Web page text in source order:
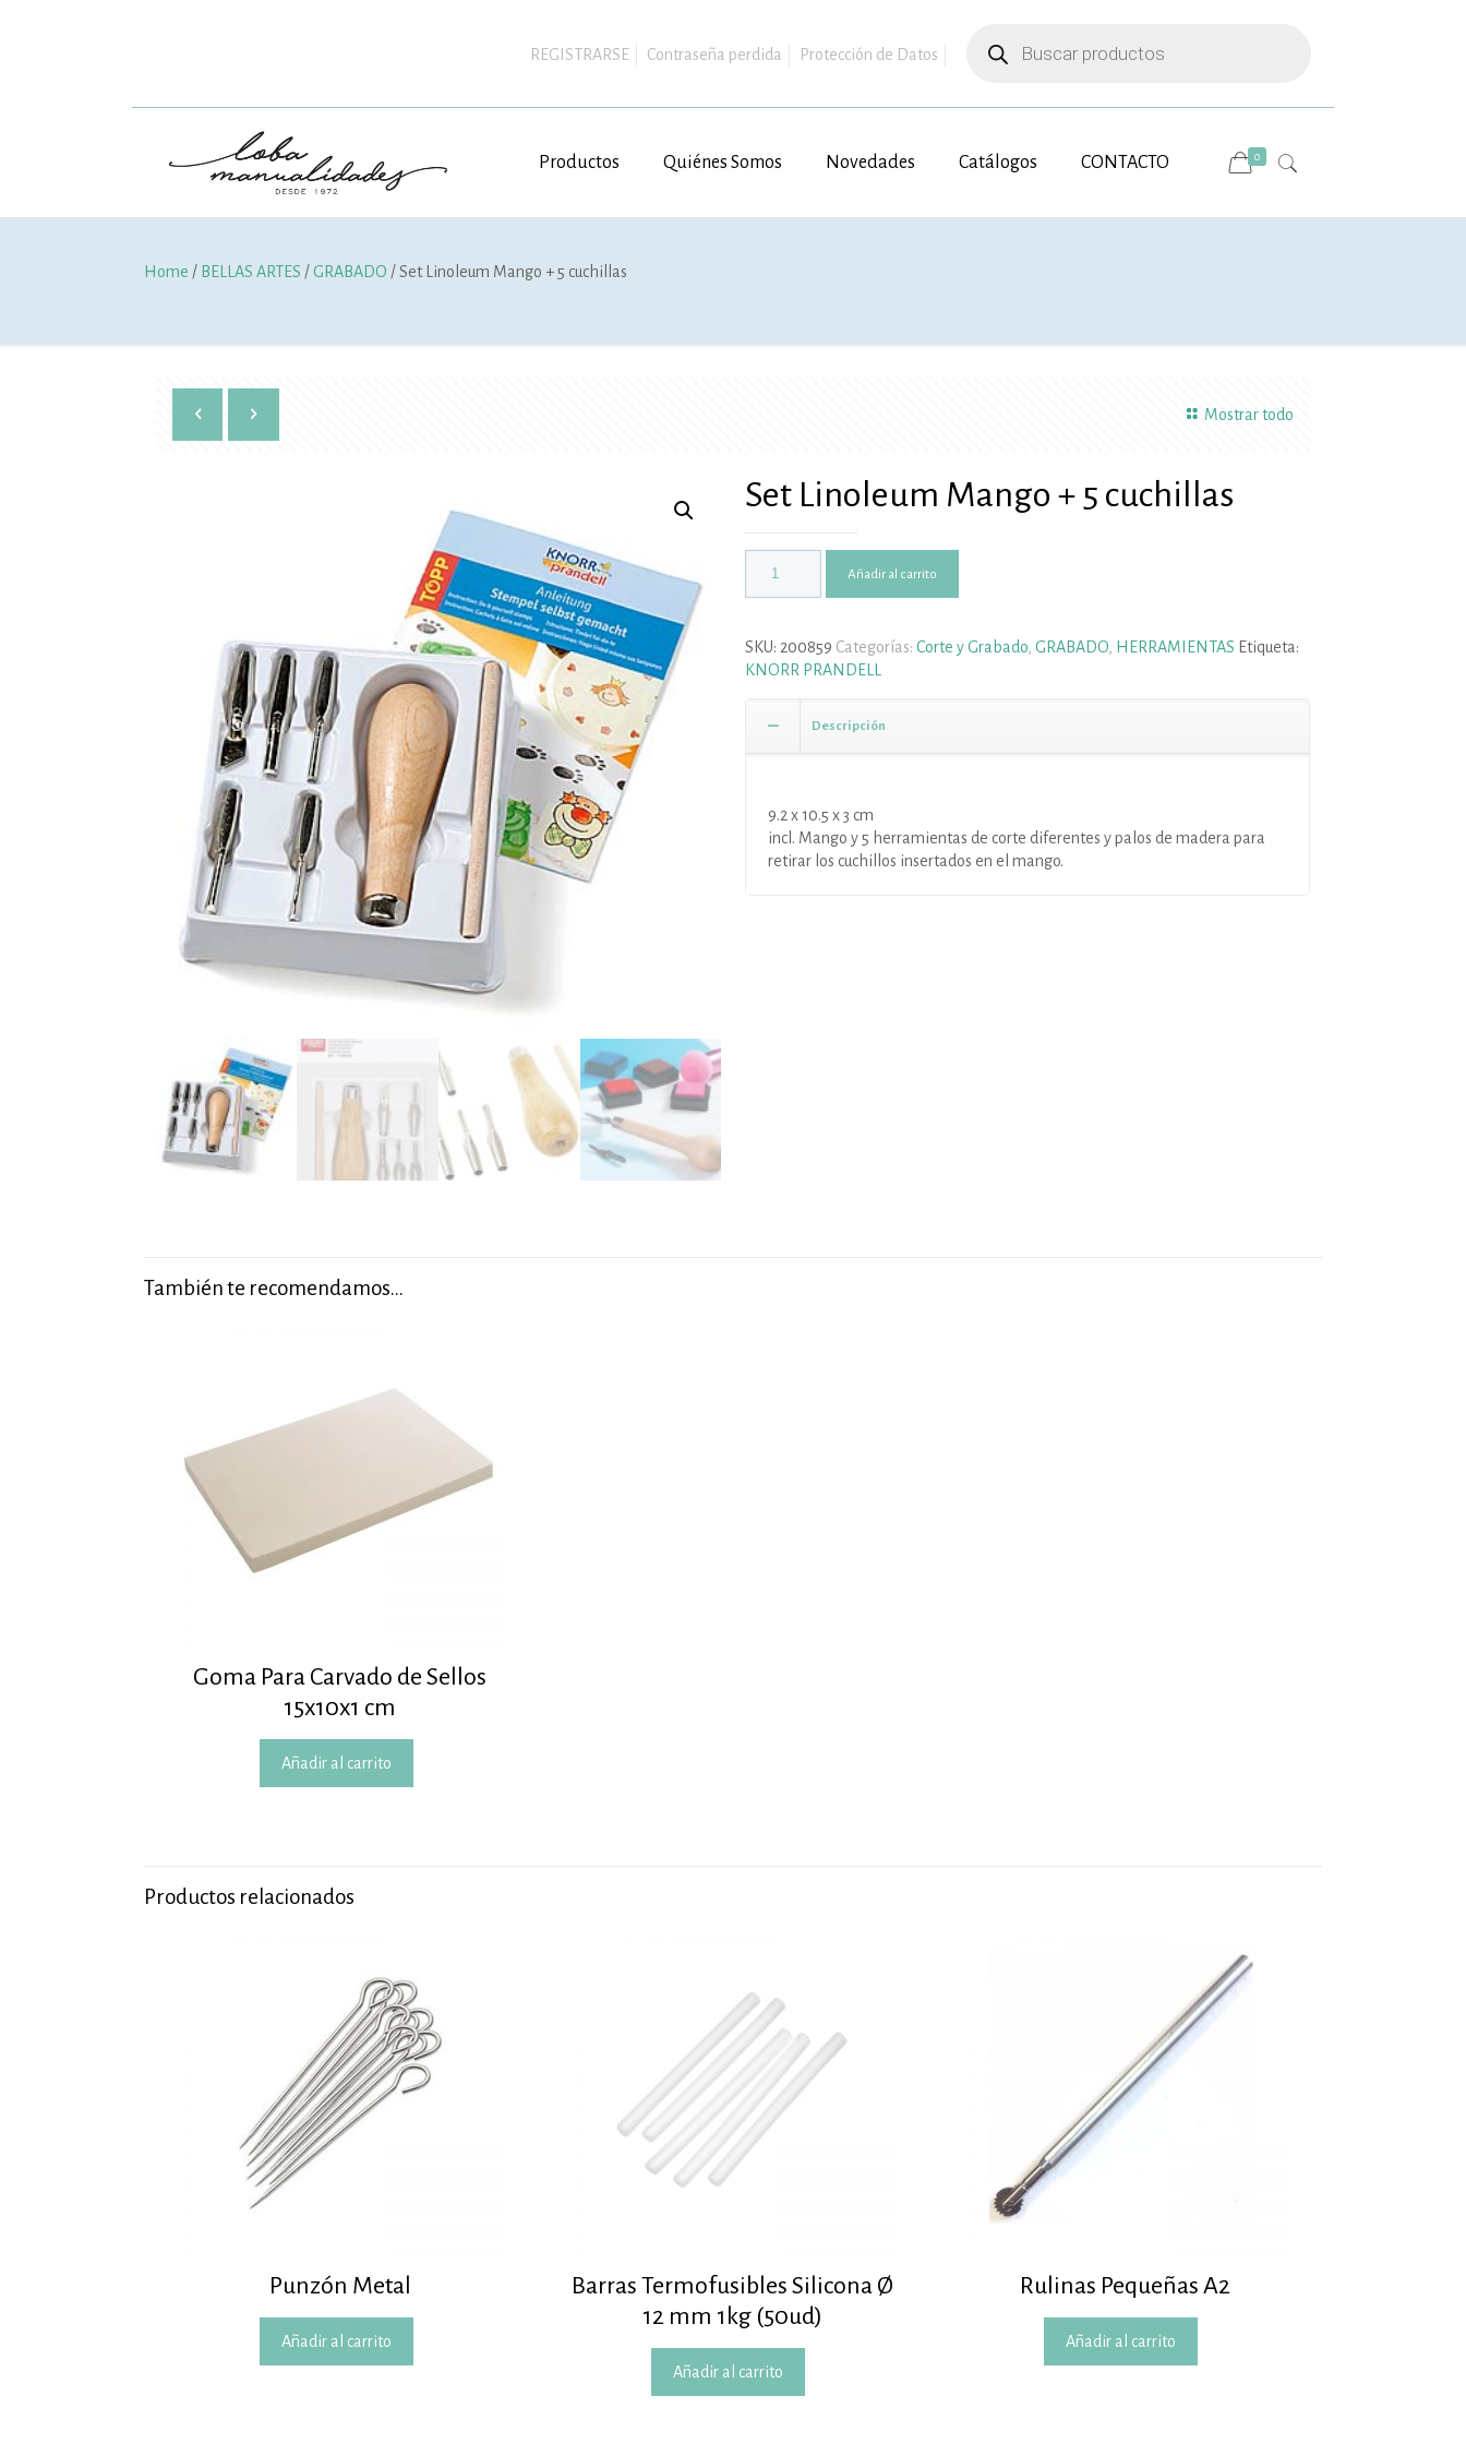
REGISTRARSE Contraseña perdida Protección de Datos
productos
Productos Quiénes Somos Novedades Catálogos CONTACTO 0
Home / BELLAS ARTES /GRABADO / Set Linoleum Mango + 5 cuchillas
Mostrar todo
Set Linoleum Mango + 5 cuchillas
Añadir al carrito
SKU: 200859 Categorías: Corte y Grabado, GRABADO, HERRAMIENTAS Etiqueta:
KNORR PRANDELL
Descripción
9.2 x 10.5 x 3 cm
incl. Mango y 5 herramientas de corte diferentes y palos de madera para
retirar los cuchillos insertados en el mango.
También te recomendamos…
Goma Para Carvado de Sellos
15x10x1 cm
Añadir al carrito
Productos relacionados
Punzón Metal
Añadir al carrito
Barras Termofusibles Silicona Ø
12 mm 1kg (50ud)
Añadir al carrito
Rulinas Pequeñas A2
Añadir al carrito